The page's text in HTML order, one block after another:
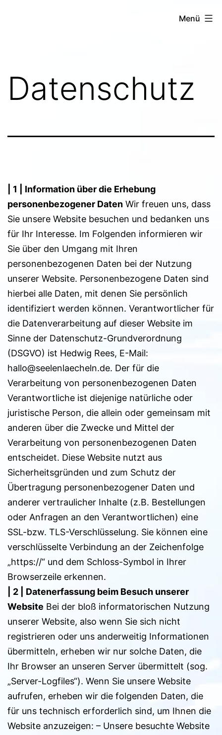
Menü
Datenschutz
| 1 | Information über die Erhebung
personenbezogener Daten Wir freuen uns, dass
Sie unsere Website besuchen und bedanken uns
für Ihr Interesse. Im Folgenden informieren wir
Sie über den Umgang mit Ihren
personenbezogenen Daten bei der Nutzung
unserer Website. Personenbezogene Daten sind
hierbei alle Daten, mit denen Sie persönlich
identifiziert werden können. Verantwortlicher für
die Datenverarbeitung auf dieser Website im
Sinne der Datenschutz-Grundverordnung
(DSGVO) ist Hedwig Rees, E-Mail:
hallo@seelenlaecheln.de. Der für die
Verarbeitung von personenbezogenen Daten
Verantwortliche ist diejenige natürliche oder
juristische Person, die allein oder gemeinsam mit
anderen über die Zwecke und Mittel der
Verarbeitung von personenbezogenen Daten
entscheidet. Diese Website nutzt aus
Sicherheitsgründen und zum Schutz der
Übertragung personenbezogener Daten und
anderer vertraulicher Inhalte (z.B. Bestellungen
oder Anfragen an den Verantwortlichen) eine
SSL-bzw. TLS-Verschlüsselung. Sie können eine
verschlüsselte Verbindung an der Zeichenfolge
„https://“ und dem Schloss-Symbol in Ihrer
Browserzeile erkennen.
| 2 | Datenerfassung beim Besuch unserer
Website Bei der bloß informatorischen Nutzung
unserer Website, also wenn Sie sich nicht
registrieren oder uns anderweitig Informationen
übermitteln, erheben wir nur solche Daten, die
Ihr Browser an unseren Server übermittelt (sog.
„Server-Logfiles“). Wenn Sie unsere Website
aufrufen, erheben wir die folgenden Daten, die
für uns technisch erforderlich sind, um Ihnen die
Website anzuzeigen: – Unsere besuchte Website